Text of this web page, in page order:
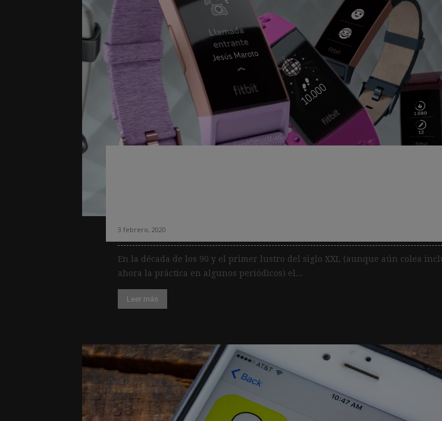
3 febrero, 2020
En la década de los 90 y el primer lustro del siglo XXI, (aunque aún colea
ahora la práctica en algunos periódicos) el...
Leer más